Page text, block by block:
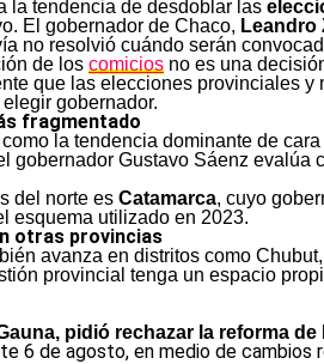
la tendencia de desdoblar las
El gobernador de Chaco, Leandro
no resolvió cuándo serán
de los comicios no es una
que las elecciones provinciales
gobernador.
fragmentado
la tendencia dominante de
gobernador Gustavo Sáenz evalúa
del norte es Catamarca, cuyo
esquema utilizado en 2023.
otras provincias
avanza en distritos como
provincial tenga un espacio
pidió rechazar la reforma de
6 de agosto, en medio de cambios